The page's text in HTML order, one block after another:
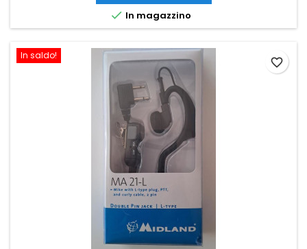
 In magazzino
In saldo!
favorite_border